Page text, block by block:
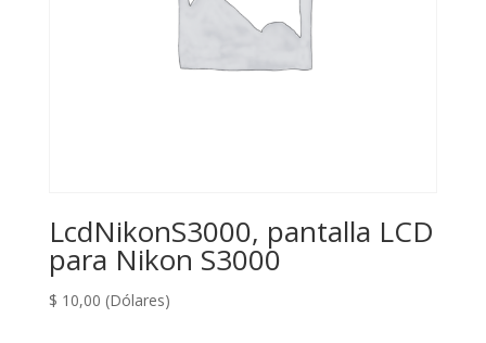
LcdNikonS3000, pantalla LCD
para Nikon S3000
$ 10,00 (Dólares)